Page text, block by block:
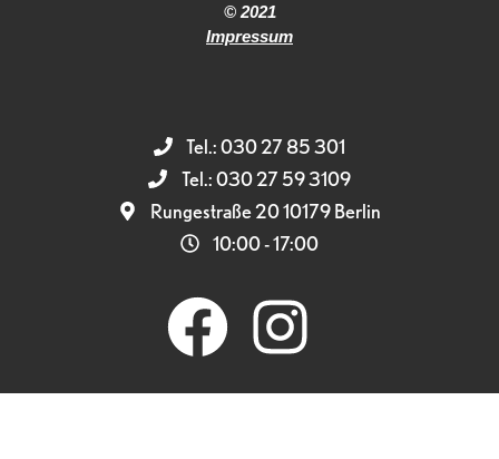
© 2021
Impressum
Tel.: 030 27 85 301
Tel.: 030 27 59 3109
Rungestraße 20 10179 Berlin
10:00 - 17:00